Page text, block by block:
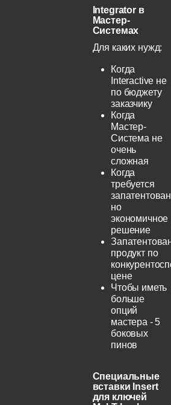
Integrator в
Мастер-
Системах
Для каких нужд:
Когда
Interactive не
по бюджету
заказчику
Когда
Мастер-
Система не
очень
сложная
Когда
требуется
но
экономичное
решение
продукт по
цене
Чтобы иметь
больше
опций
мастера - 5
боковых
пинов
Специальные
вставки Insert
для ключей